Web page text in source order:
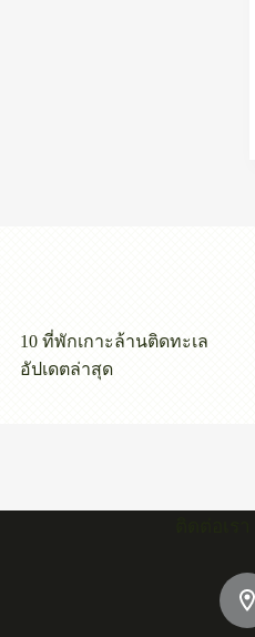
10 ที่พักเกาะล้านติดทะเล
อัปเดตล่าสุด